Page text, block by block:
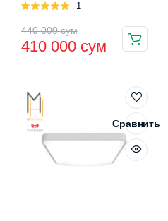
Оценка
1
440 000сум
Первоначальная
цена
440
000 сум.
410 000 сум
Текущая
цена:
000 сум.
Сравнить